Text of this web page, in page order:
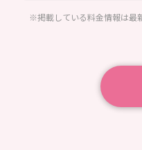
※掲載している料金情報は最